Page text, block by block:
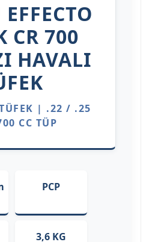
CR 700
HAVALI
| .22 / .25
CC TÜP
PCP
3,6 KG